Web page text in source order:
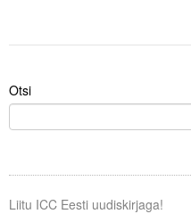
Otsi
Liitu ICC Eesti uudiskirjaga!